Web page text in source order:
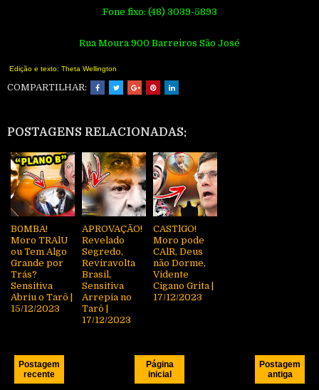
Fone fixo: (48) 3039-5893
Rua Moura 900 Barreiros São José
Edição e texto: Theta Wellington
COMPARTILHAR:
POSTAGENS RELACIONADAS:
B0MBA!
Moro TRAlU
ou Tem Algo
Grande por
Trás?
Sensitiva
Abriu o Tarô |
15/12/2023
APROVAÇÃO!
Revelado
Segredo,
Reviravolta
Brasil,
Sensitiva
Arrepia no
Tarô |
17/12/2023
CASTlGO!
Moro pode
CAlR, Deus
não Dorme,
Vidente
Cigano Grita |
17/12/2023
Postagem
recente
Postagem
antiga
Página
inicial